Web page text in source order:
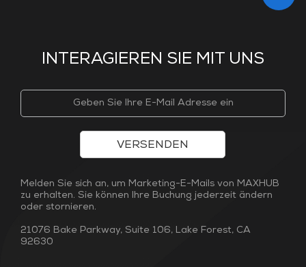
INTERAGIEREN SIE MIT UNS
VERSENDEN
Melden Sie sich an, um Marketing-E-Mails von MAXHUB
zu erhalten. Sie können Ihre Buchung jederzeit ändern
oder stornieren.
21076 Bake Parkway, Suite 106, Lake Forest, CA
92630